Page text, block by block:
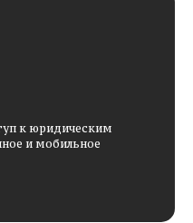
к юридическим
и мобильное